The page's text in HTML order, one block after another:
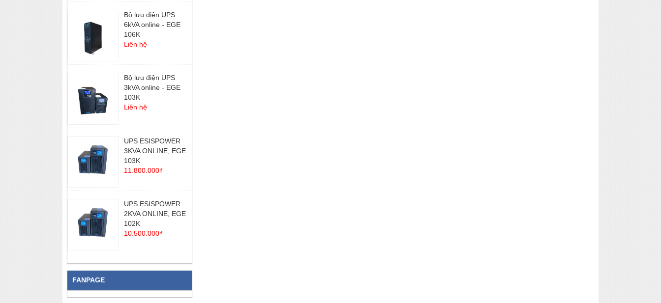
Bộ lưu điện UPS
6kVA online - EGE
106K
Liên hệ
Bộ lưu điện UPS
3kVA online - EGE
103K
Liên hệ
UPS ESISPOWER
3KVA ONLINE, EGE
103K
11.800.000₫
UPS ESISPOWER
2KVA ONLINE, EGE
102K
10.500.000₫
FANPAGE